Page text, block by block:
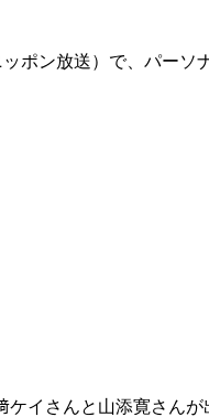
ポン放送）で、パー
イさんと山添寛さん